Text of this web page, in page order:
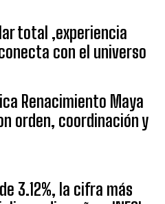
total ,experiencia
con el universo
Renacimiento Maya
orden, coordinación y
3.12%, la cifra más